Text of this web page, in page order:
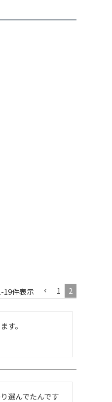
-19件表示 1 2
す。
選んでたんです